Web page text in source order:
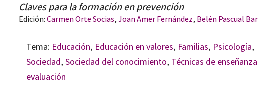
Claves para la formación en prevención
Edición:Carmen Orte Socias,Joan Amer Fernández, Belén Pascual
Tema: Educación, Educación en valores, Familias, Psicología,
Sociedad, Sociedad del conocimiento, Técnicas de
evaluación